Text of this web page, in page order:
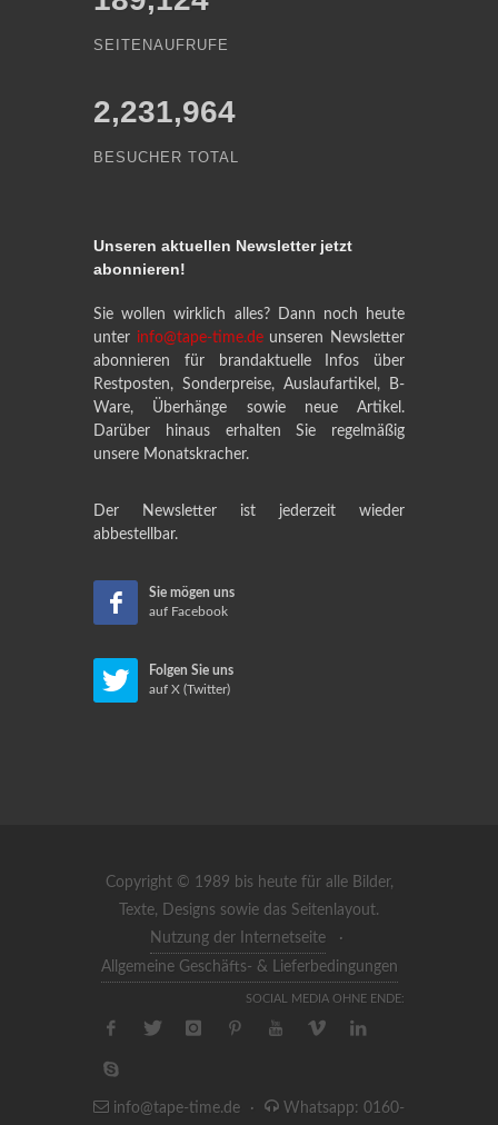
SEITENAUFRUFE
2,231,964
BESUCHER TOTAL
Unseren aktuellen Newsletter jetzt
abonnieren!
Sie wollen wirklich alles? Dann noch heute
unter info@tape-time.deunseren Newsletter
abonnieren für brandaktuelle Infos über
Restposten, Sonderpreise, Auslaufartikel, B-
Ware, Überhänge sowie neue Artikel.
Darüber hinaus erhalten Sie regelmäßig
unsere Monatskracher.
Der Newsletter ist jederzeit wieder
abbestellbar.
Sie mögen uns
auf Facebook
Folgen Sie uns
auf X (Twitter)
Copyright © 1989 bis heute für alle Bilder,
Texte, Designs sowie das Seitenlayout.
Nutzung der Internetseite
·
Allgemeine Geschäfts- & Lieferbedingungen
SOCIAL MEDIA OHNE ENDE:
info@tape-time.de · Whatsapp: 0160-